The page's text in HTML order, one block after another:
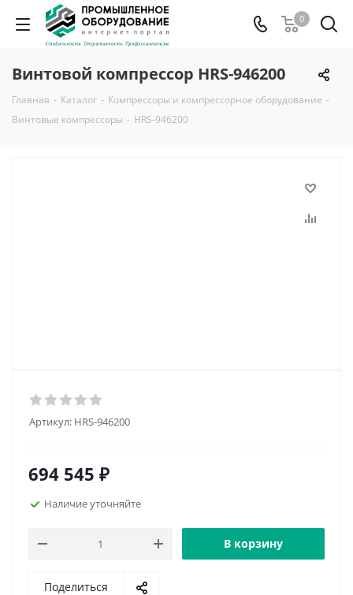
0
Винтовой компрессор HRS-946200
Главная - Каталог - Компрессоры и компрессорное оборудование -
Винтовые компрессоры - HRS-946200
Артикул: HRS-946200
694 545 ₽
Наличие уточняйте
В корзину
Поделиться